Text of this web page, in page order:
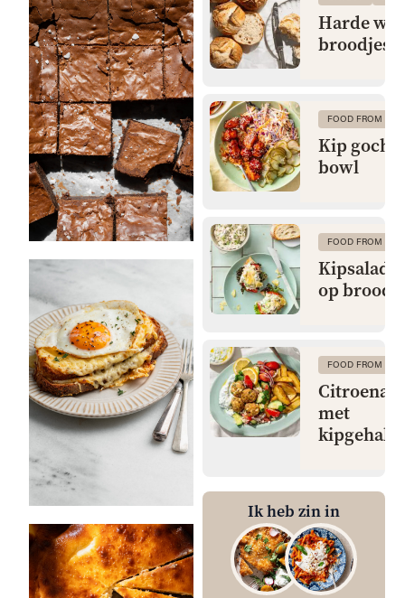
Harde
broodjes
FOOD FROM
Kip
bowl
FOOD FROM
Kipsalade
op brood
FOOD FROM
met
Ik heb zin in